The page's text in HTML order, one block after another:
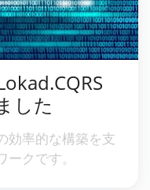
した
効率的な構築を支
クです。